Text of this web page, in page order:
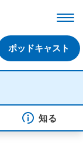
ポッドキャスト
知る